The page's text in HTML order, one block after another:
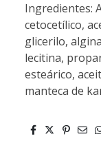
Ingredientes:
cetocetílico,
glicerilo,
lecitina,
esteárico,
manteca de